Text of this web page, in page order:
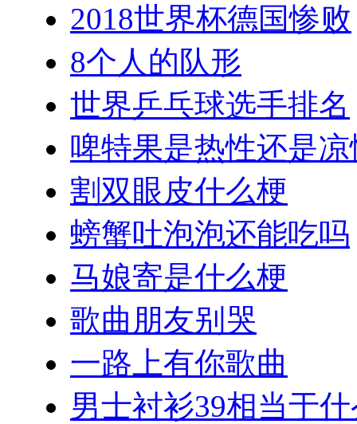
2018世界杯德国惨败
8个人的队形
世界乒乓球选手排名
啤特果是热性还是凉
割双眼皮什么梗
螃蟹吐泡泡还能吃吗
马娘寄是什么梗
歌曲朋友别哭
一路上有你歌曲
男士衬衫39相当于